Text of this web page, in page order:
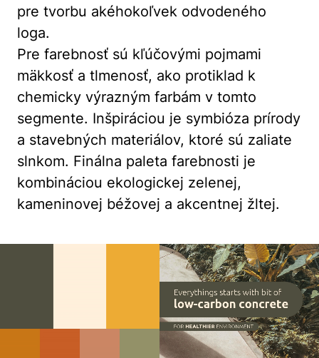
pre tvorbu akéhokoľvek odvodeného
loga.
Pre farebnosť sú kľúčovými pojmami
mäkkosť a tlmenosť, ako protiklad k
chemicky výrazným farbám v tomto
segmente. Inšpiráciou je symbióza prírody
a stavebných materiálov, ktoré sú zaliate
slnkom. Finálna paleta farebnosti je
kombináciou ekologickej zelenej,
kameninovej béžovej a akcentnej žltej.